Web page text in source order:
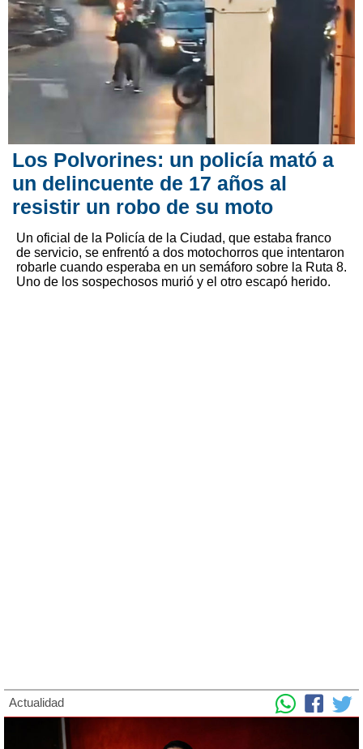
Los Polvorines: un policía mató a
un delincuente de 17 años al
resistir un robo de su moto
Un oficial de la Policía de la Ciudad, que estaba franco
de servicio, se enfrentó a dos motochorros que intentaron
robarle cuando esperaba en un semáforo sobre la Ruta 8.
Uno de los sospechosos murió y el otro escapó herido.
Actualidad